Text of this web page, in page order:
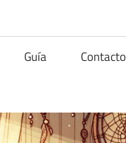
Guía Contacto